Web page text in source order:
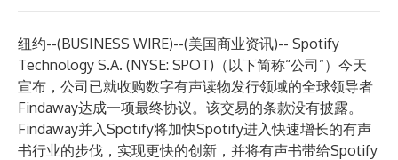
纽约--(BUSINESS WIRE)--(美国商业资讯)-- Spotify
Technology S.A. (NYSE: SPOT)（以下简称“公司”）今天
宣布，公司已就收购数字有声读物发行领域的全球领导者
Findaway达成一项最终协议。该交易的条款没有披露。
Findaway并入Spotify将加快Spotify进入快速增长的有声
书行业的步伐，实现更快的创新，并将有声书带给Spotify